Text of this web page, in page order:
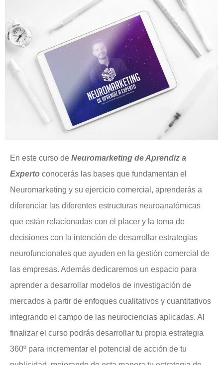
En este curso de Neuromarketing de Aprendiz a
Experto conocerás las bases que fundamentan el
Neuromarketing y su ejercicio comercial, aprenderás a
diferenciar las diferentes estructuras neuroanatómicas
que están relacionadas con el placer y la toma de
decisiones con la intención de desarrollar estrategias
neurofuncionales que ayuden en la gestión comercial de
las empresas. Además dedicaremos un espacio para
aprender a desarrollar modelos de investigación de
mercados a partir de enfoques cualitativos y cuantitativos
integrando el campo de las neurociencias aplicadas. Al
finalizar el curso podrás desarrollar tu propia estrategia
360º para incrementar el potencial de acción de tu